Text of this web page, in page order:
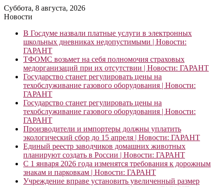
Суббота, 8 августа, 2026
Новости
В Госдуме назвали платные услуги в электронных
школьных дневниках недопустимыми | Новости:
ГАРАНТ
ТФОМС возьмет на себя полномочия страховых
медорганизаций при их отсутствии | Новости: ГАРАНТ
Государство станет регулировать цены на
техобслуживание газового оборудования | Новости:
ГАРАНТ
Государство станет регулировать цены на
техобслуживание газового оборудования | Новости:
ГАРАНТ
Производители и импортеры должны уплатить
экологический сбор до 15 апреля | Новости: ГАРАНТ
Единый реестр заводчиков домашних животных
планируют создать в России | Новости: ГАРАНТ
С 1 января 2026 года изменятся требования к дорожным
знакам и парковкам | Новости: ГАРАНТ
Учреждение вправе установить увеличенный размер